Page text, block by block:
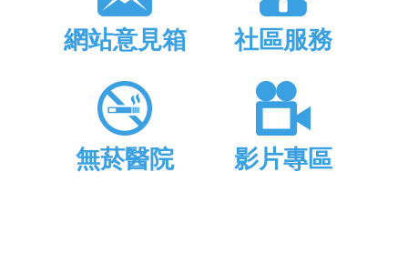
網站意見箱 社區服務
無菸醫院 影片專區